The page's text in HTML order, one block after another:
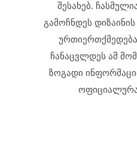
შესახებ.
გამოჩნდეს
ჩანაცვლდეს ამ
ზოგადი